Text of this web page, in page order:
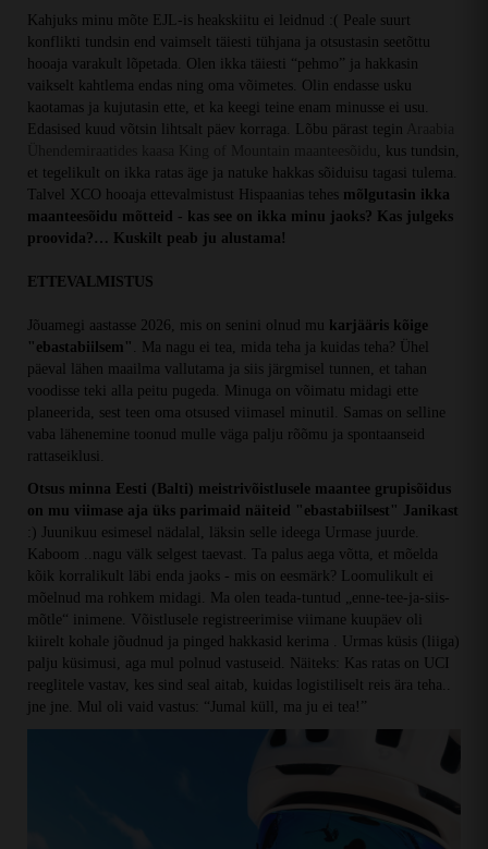
Kahjuks minu mõte EJL-is heakskiitu ei leidnud :( Peale suurt
konflikti tundsin end vaimselt täiesti tühjana ja otsustasin seetõttu
hooaja varakult lõpetada. Olen ikka täiesti “pehmo” ja hakkasin
vaikselt kahtlema endas ning oma võimetes. Olin endasse usku
kaotamas ja kujutasin ette, et ka keegi teine enam minusse ei usu.
Edasised kuud võtsin lihtsalt päev korraga. Lõbu pärast tegin
, kus tundsin,
et tegelikult on ikka ratas äge ja natuke hakkas sõiduisu tagasi tulema.
Talvel XCO hooaja ettevalmistust Hispaanias tehes mõlgutasin ikka
maanteesõidu mõtteid - kas see on ikka minu jaoks? Kas julgeks
proovida?… Kuskilt peab ju alustama!
ETTEVALMISTUS
Jõuamegi aastasse 2026, mis on senini olnud mu karjääris kõige
"ebastabiilsem" . Ma nagu ei tea, mida teha ja kuidas teha? Ühel
päeval lähen maailma vallutama ja siis järgmisel tunnen, et tahan
voodisse teki alla peitu pugeda. Minuga on võimatu midagi ette
planeerida, sest teen oma otsused viimasel minutil. Samas on selline
vaba lähenemine toonud mulle väga palju rõõmu ja spontaanseid
rattaseiklusi.
Otsus minna Eesti (Balti) meistrivõistlusele maantee grupisõidus
on mu viimase aja üks parimaid näiteid "ebastabiilsest" Janikast
:) Juunikuu esimesel nädalal, läksin selle ideega Urmase juurde.
Kaboom ..nagu välk selgest taevast. Ta palus aega võtta, et mõelda
kõik korralikult läbi enda jaoks - mis on eesmärk? Loomulikult ei
mõelnud ma rohkem midagi. Ma olen teada-tuntud „enne-tee-ja-siis-
mõtle“ inimene. Võistlusele registreerimise viimane kuupäev oli
kiirelt kohale jõudnud ja pinged hakkasid kerima . Urmas küsis (liiga)
palju küsimusi, aga mul polnud vastuseid. Näiteks: Kas ratas on UCI
reeglitele vastav, kes sind seal aitab, kuidas logistiliselt reis ära teha..
jne jne. Mul oli vaid vastus: “Jumal küll, ma ju ei tea!”